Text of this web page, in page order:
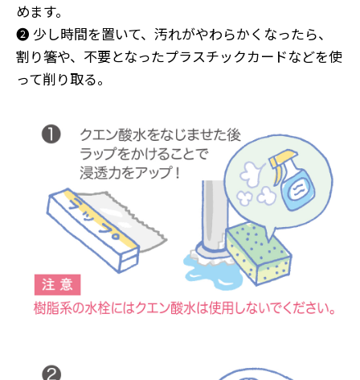
めます。
❷ 少し時間を置いて、汚れがやわらかくなったら、
割り箸や、不要となったプラスチックカードなどを使
って削り取る。